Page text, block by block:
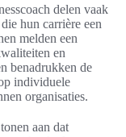
delen vaak
die hun carrière een
melden een
en
benadrukken de
individuele
organisaties.
aan dat